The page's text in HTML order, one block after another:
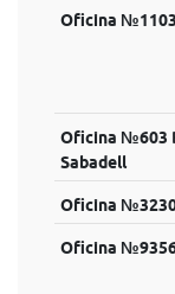
Oficina №1103
Oficina №603
Sabadell
Oficina №3230
Oficina №9356